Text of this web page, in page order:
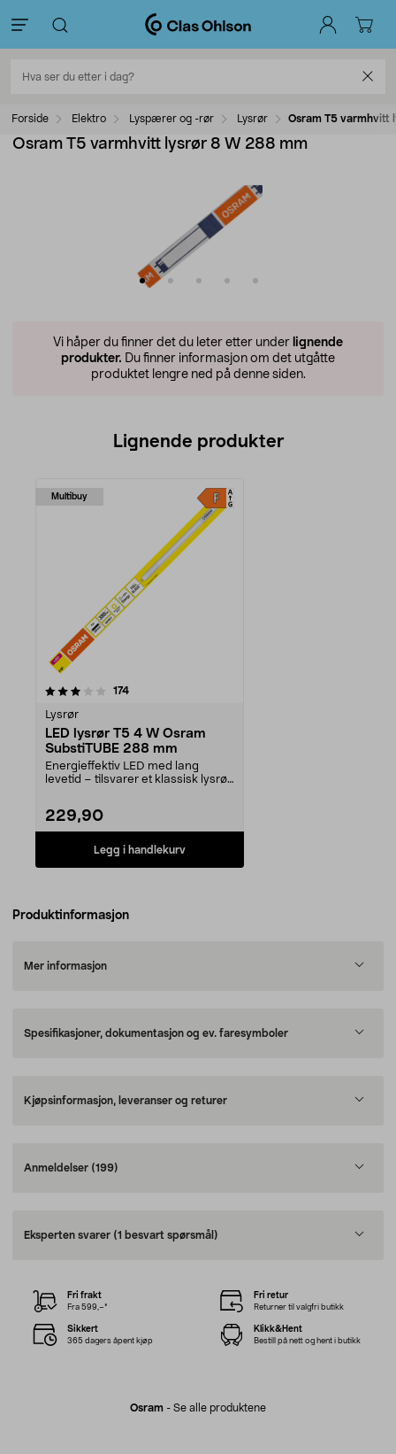
Forside Elektro Lyspærer og -rør Lysrør Osram T5 varmhvitt
Osram T5 varmhvitt lysrør 8 W 288 mm
Vi håper du finner det du leter etter under lignende
produkter. Du finner informasjon om det utgåtte
produktet lengre ned på denne siden.
Lignende produkter
Multibuy
174anmeldelser
Lysrør
LED lysrør T5 4 W Osram
SubstiTUBE 288 mm
Energieffektiv LED med lang
levetid – tilsvarer et klassisk lysrør
229,90
Legg i handlekurv
Produktinformasjon
Mer informasjon
Spesifikasjoner, dokumentasjon og ev. faresymboler
Kjøpsinformasjon, leveranser og returer
Anmeldelser (199)
Eksperten svarer (1 besvart spørsmål)
Osram - Se alle produktene
Fri frakt
Fra 599,–*
Fri retur
Returner til valgfri butikk
Sikkert
365 dagers åpent kjøp
Klikk&Hent
Bestill på nett og hent i butikk